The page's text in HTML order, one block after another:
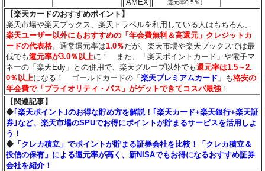
AMEX
還元率0.5％）
【楽天カードのおすすめポイント】
楽天市場や楽天ブックス、楽天トラベルを利用している人はもちろん、
楽天ユーザー以外にもおすすめの「年会費無料＆高還元」クレジットカ
ードの代表格。通常還元率は1.0％だが、楽天市場や楽天ブックスでは最
低でも還元率が3.0％以上に！ また、「楽天ポイントカード」や電子マ
ネーの「楽天Edy」との併用で、楽天グループ以外でも還元率は1.5～2.
0％以上になる！ ゴールドカードの「楽天プレミアムカード 」も格安の
年会費で「プライオリティ・パス」がゲットできてコスパ最強 ！
【関連記事】
◆｢楽天ポイント｣のお得な貯め方を解説！｢楽天カード+楽天銀行+楽天証
券｣など、楽天市場のSPUでお得にポイントが貯まるサービスを活用しよ
う！
◆ 「クレカ積立」でポイントが貯まる証券会社を比較！「クレカ積立＆
投信の保有」による還元率が高く、新NISAでもお得になるおすすめ証券
会社を紹介！